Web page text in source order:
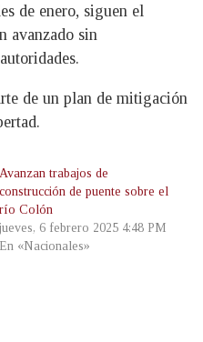
de enero, siguen el
avanzado sin
de un plan de mitigación
Avanzan trabajos de
construcción de puente sobre el
río Colón
jueves, 6 febrero 2025 4:48 PM
En «Nacionales»